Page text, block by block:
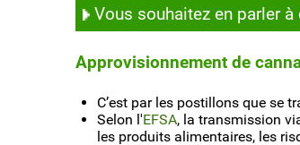
Vous souhaitez en parler
Approvisionnement de
C’est par les postillons que se
Selon l'EFSA, la transmission
les produits alimentaires, les